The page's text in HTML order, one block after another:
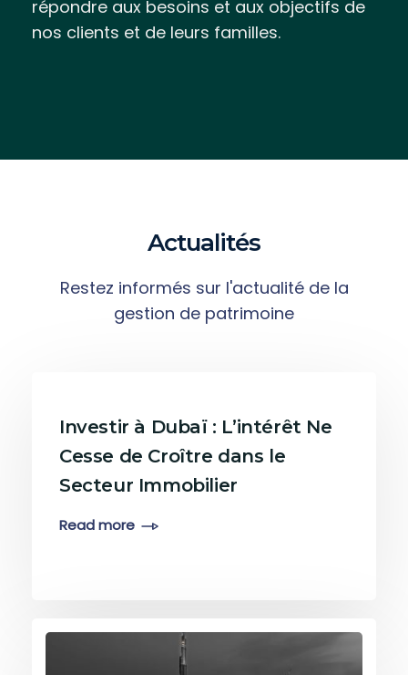
répondre aux besoins et aux objectifs de
nos clients et de leurs familles.
Actualités
Restez informés sur l'actualité de la
gestion de patrimoine
Investir à Dubaï : L’intérêt Ne
Cesse de Croître dans le
Secteur Immobilier
Read more